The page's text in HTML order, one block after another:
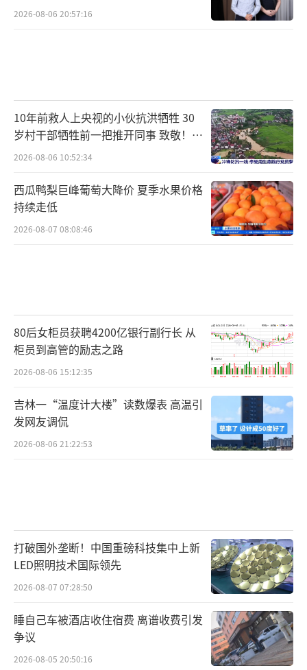
2026-08-06 20:57:16
10年前救人上央视的小伙抗洪牺牲 30
岁村干部牺牲前一把推开同事 致敬！送
别！
2026-08-06 10:52:34
西瓜鸭梨巨峰葡萄大降价 夏季水果价格
持续走低
2026-08-07 08:08:46
80后女柜员获聘4200亿银行副行长 从
柜员到高管的励志之路
2026-08-06 15:12:35
吉林一“温度计大楼”读数爆表 高温引
发网友调侃
2026-08-06 21:22:53
打破国外垄断！中国重磅科技集中上新
LED照明技术国际领先
2026-08-07 07:28:50
睡自己车被酒店收住宿费 离谱收费引发
争议
2026-08-05 20:50:16